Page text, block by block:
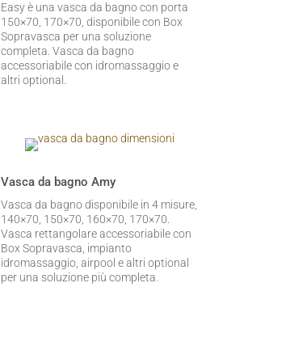
Easy è una vasca da bagno con porta
150×70, 170×70, disponibile con Box
Sopravasca per una soluzione
completa. Vasca da bagno
accessoriabile con idromassaggio e
altri optional.
Vasca da bagno Amy
Vasca da bagno disponibile in 4 misure,
140×70, 150×70, 160×70, 170×70.
Vasca rettangolare accessoriabile con
Box Sopravasca, impianto
idromassaggio, airpool e altri optional
per una soluzione più completa.